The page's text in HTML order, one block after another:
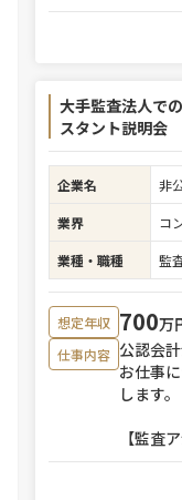
大手監査法人で
スタント説明会
企業名
非
業界
コ
業種・職種
監
想定年収 700万
仕事内容 公認会
お仕事
します。
【監査